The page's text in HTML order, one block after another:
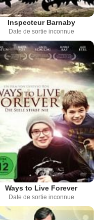
Inspecteur Barnaby
Date de sortie inconnue
Ways to Live Forever
Date de sortie inconnue